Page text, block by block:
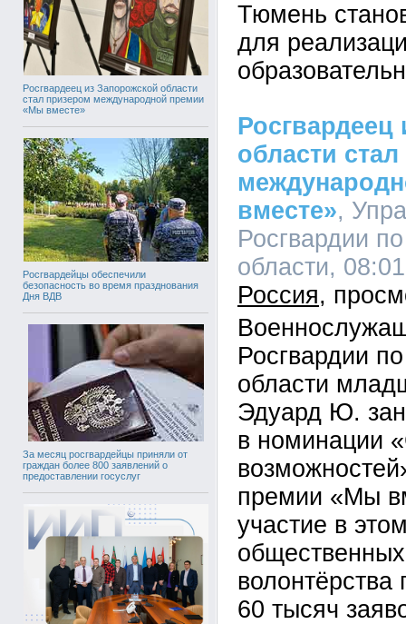
Росгвардеец из Запорожской области
стал призером международной премии
«Мы вместе»
Росгвардейцы обеспечили
безопасность во время празднования
Дня ВДВ
За месяц росгвардейцы приняли от
граждан более 800 заявлений о
предоставлении госуслуг
Тюмень
для
Росгвардеец
области
вместе»,
Росгвардии
области,
Россия
Росгвардии
области
Эдуард Ю.
в номинации
премии «Мы
участие в
60 тысяч